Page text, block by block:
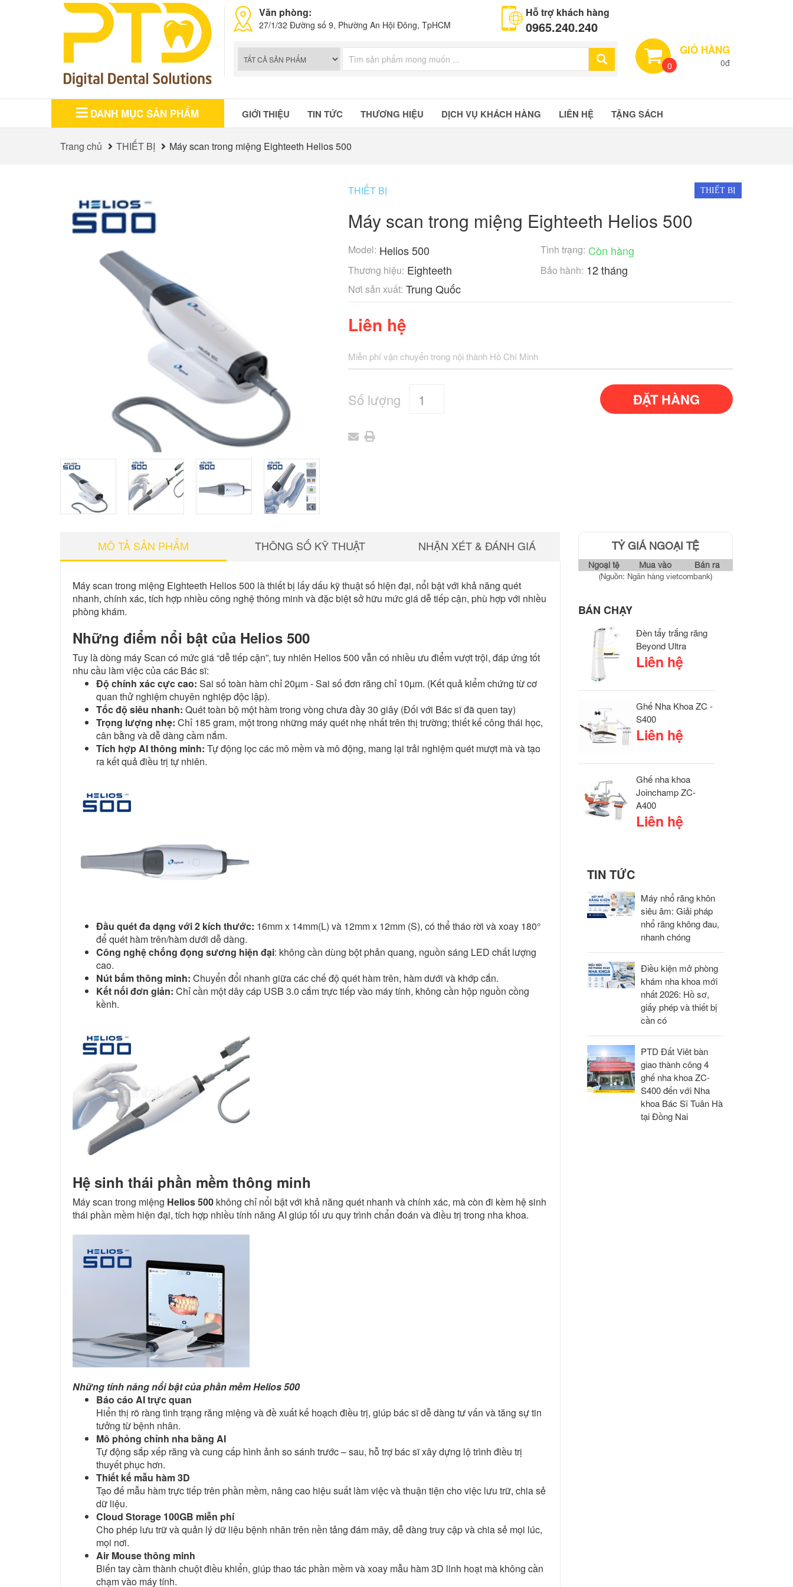
Văn phòng:
27/1/32 Đường số 9, Phường An Hội Đông, TpHCM
Hỗ trợ khách hàng
0965.240.240
0
GIỎ HÀNG
0đ
DANH MỤC SẢN PHẨM GIỚI THIỆU TIN TỨC THƯƠNG HIỆU DỊCH VỤ KHÁCH HÀNG LIÊN HỆ TẶNG SÁCH
Trang chủ THIẾT BỊ Máy scan trong miệng Eighteeth Helios 500
THIẾT BỊ THIẾT BỊ
Máy scan trong miệng Eighteeth Helios 500
Model: Helios 500 Tình trạng: Còn hàng
Thương hiệu: Eighteeth Bảo hành: 12 tháng
Nơi sản xuất: Trung Quốc
Liên hệ
Miễn phí vận chuyển trong nội thành Hồ Chí Minh
Số lượng
MÔ TẢ SẢN PHẨM THÔNG SỐ KỸ THUẬT NHẬN XÉT & ĐÁNH GIÁ
Máy scan trong miệng Eighteeth Helios 500 là thiết bị lấy dấu kỹ thuật số hiện đại, nổi bật với khả năng quét
nhanh, chính xác, tích hợp nhiều công nghệ thông minh và đặc biệt sở hữu mức giá dễ tiếp cận, phù hợp với nhiều
phòng khám.
Những điểm nổi bật của Helios 500
Tuy là dòng máy Scan có mức giá “dễ tiếp cận”, tuy nhiên Helios 500 vẫn có nhiều ưu điểm vượt trội, đáp ứng tốt
nhu cầu làm việc của các Bác sĩ:
Độ chính xác cực cao: Sai số toàn hàm chỉ 20µm - Sai số đơn răng chỉ 10µm. (Kết quả kiểm chứng từ cơ
quan thử nghiệm chuyên nghiệp độc lập).
Tốc độ siêu nhanh: Quét toàn bộ một hàm trong vòng chưa đầy 30 giây (Đối với Bác sĩ đã quen tay)
Trọng lượng nhẹ: Chỉ 185 gram, một trong những máy quét nhẹ nhất trên thị trường; thiết kế công thái học,
cân bằng và dễ dàng cầm nắm.
Tích hợp AI thông minh: Tự động lọc các mô mềm và mô động, mang lại trải nghiệm quét mượt mà và tạo
ra kết quả điều trị tự nhiên.
Đầu quét đa dạng với 2 kích thước: 16mm x 14mm(L) và 12mm x 12mm (S), có thể tháo rời và xoay 180°
để quét hàm trên/hàm dưới dễ dàng.
Công nghệ chống đọng sương hiện đại: không cần dùng bột phản quang, nguồn sáng LED chất lượng
cao.
Nút bấm thông minh: Chuyển đổi nhanh giữa các chế độ quét hàm trên, hàm dưới và khớp cắn.
Kết nối đơn giản: Chỉ cần một dây cáp USB 3.0 cắm trực tiếp vào máy tính, không cần hộp nguồn cồng
kềnh.
Hệ sinh thái phần mềm thông minh
Máy scan trong miệng Helios 500 không chỉ nổi bật với khả năng quét nhanh và chính xác, mà còn đi kèm hệ sinh
thái phần mềm hiện đại, tích hợp nhiều tính năng AI giúp tối ưu quy trình chẩn đoán và điều trị trong nha khoa.
Những tính năng nổi bật của phần mềm Helios 500
Báo cáo AI trực quan
Hiển thị rõ ràng tình trạng răng miệng và đề xuất kế hoạch điều trị, giúp bác sĩ dễ dàng tư vấn và tăng sự tin
tưởng từ bệnh nhân.
Mô phỏng chỉnh nha bằng AI
Tự động sắp xếp răng và cung cấp hình ảnh so sánh trước – sau, hỗ trợ bác sĩ xây dựng lộ trình điều trị
thuyết phục hơn.
Thiết kế mẫu hàm 3D
Tạo đế mẫu hàm trực tiếp trên phần mềm, nâng cao hiệu suất làm việc và thuận tiện cho việc lưu trữ, chia sẻ
dữ liệu.
Cloud Storage 100GB miễn phí
Cho phép lưu trữ và quản lý dữ liệu bệnh nhân trên nền tảng đám mây, dễ dàng truy cập và chia sẻ mọi lúc,
mọi nơi.
Air Mouse thông minh
Biến tay cầm thành chuột điều khiển, giúp thao tác phần mềm và xoay mẫu hàm 3D linh hoạt mà không cần
chạm vào máy tính.
TỶ GIÁ NGOẠI TỆ
Ngoại tệ Mua vào Bán ra
(Nguồn: Ngân hàng vietcombank)
BÁN CHẠY
Đèn tẩy trắng răng
Beyond Ultra
Liên hệ
Ghế Nha Khoa ZC -
S400
Liên hệ
Ghế nha khoa
Joinchamp ZC-
A400
Liên hệ
TIN TỨC
Máy nhổ răng khôn
siêu âm: Giải pháp
nhổ răng không đau,
nhanh chóng
Điều kiện mở phòng
khám nha khoa mới
nhất 2026: Hồ sơ,
giấy phép và thiết bị
cần có
PTD Đất Viêt bàn
giao thành công 4
ghế nha khoa ZC-
S400 đến với Nha
khoa Bác Sĩ Tuân Hà
tại Đồng Nai